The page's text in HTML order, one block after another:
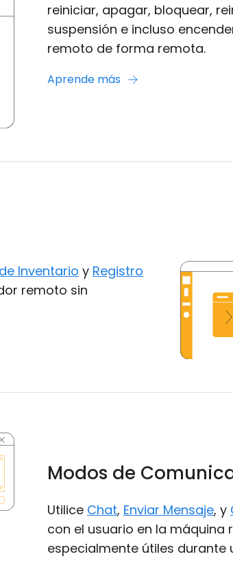
reiniciar, apagar, bloquear,
suspensión e incluso
remoto de forma remota.
Aprende más
Inventario y Registro
remoto sin
Modos de
Utilice Chat, Enviar Mensaje, y
con el usuario en la máquina
especialmente útiles